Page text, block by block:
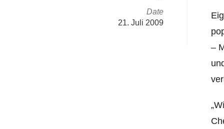
–
Date
21. Juli 2009